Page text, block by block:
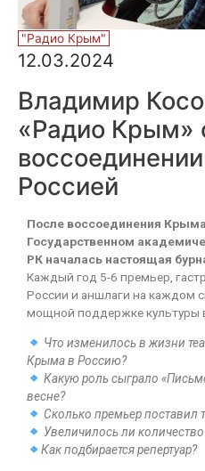
"Радио Крым"
12.03.2024
Владимир
«Радио Крым»
Россией
После воссоединения
Государственном
РК началась настоящая
Каждый год 5-6 премьер,
России и аншлаги на каждом
мощной поддержке культуры
Что изменилось в жизни
Крыма в Россию?
Какую роль сыграло
весне?
Сколько премьер поставил
Увеличилось ли количество
Как подбирается репертуар?